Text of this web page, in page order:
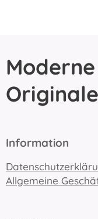
Information
Allgemeine